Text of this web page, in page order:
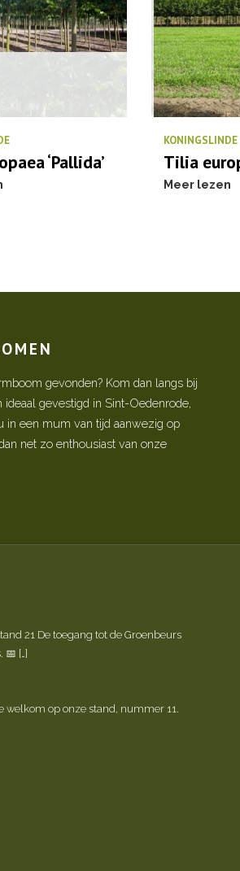
‘Pallida’
KONINGSLINDE
Tilia
Meer lezen
gevonden? Kom dan langs bij
gevestigd in Sint-Oedenrode,
in een mum van tijd aanwezig op
net zo enthousiast van onze
21 De toegang tot de Groenbeurs
[…]
welkom op onze stand, nummer 11.